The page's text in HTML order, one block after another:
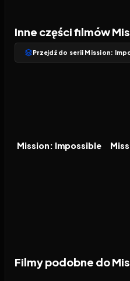
Inne części filmów
Przejdź do serii Mission:
FILM
Mission: Impossible
Filmy podobne do